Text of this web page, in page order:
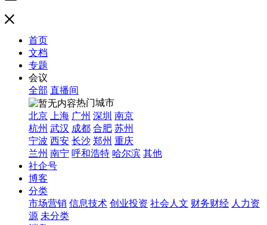
首页
文档
专题
会议
全部 直播间
热门城市
北京
上海 广州 深圳 南京
杭州 武汉 成都 合肥 苏州
宁波 西安 长沙 郑州 重庆
兰州 南宁 呼和浩特 哈尔滨 其他
社企号
博客
分类
市场营销 信息技术 创业投资 社会人文 财务财经 人力资
源 未分类